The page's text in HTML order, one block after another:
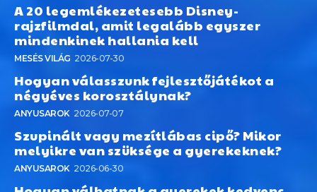
A 20 legemlékezetesebb Disney-
rajzfilmdal, amit legalább egyszer
mindenkinek hallania kell
MESÉS VILÁG 2026-07-30
Hogyan válasszunk fejlesztőjátékot a
négyéves korosztálynak?
ANYUSAROK 2026-07-07
Szupinált vagy mezítlábas cipő? Mikor
melyikre van szüksége a gyerekeknek?
ANYUSAROK 2026-06-30